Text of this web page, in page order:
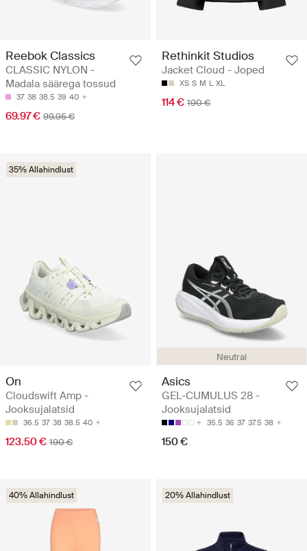
Reebok Classics
CLASSIC NYLON -
Madala säärega tossud
37 38 38.5 39 40
69.97 € 99.95 €
Rethinkit Studios
Jacket Cloud - Joped
XS S M L XL
114 € 190 €
35% Allahindlust
On
Cloudswift Amp -
Jooksujalatsid
36.5 37 38 38.5 40
123.50 € 190 €
Neutral
Asics
GEL-CUMULUS 28 -
Jooksujalatsid
35.5 36 37 37.5 38
150 €
40% Allahindlust 20% Allahindlust